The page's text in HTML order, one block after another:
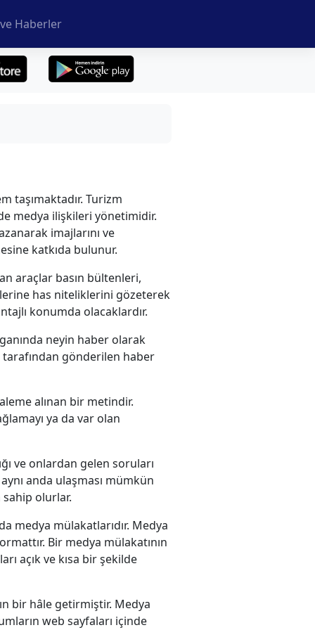
Haberler
taşımaktadır. Turizm
medya ilişkileri yönetimidir.
imajlarını ve
katkıda bulunur.
araçlar basın bültenleri,
has niteliklerini gözeterek
konumda olacaklardır.
neyin haber olarak
tarafından gönderilen haber
alınan bir metindir.
ya da var olan
ve onlardan gelen soruları
anda ulaşması mümkün
olurlar.
medya mülakatlarıdır. Medya
Bir medya mülakatının
açık ve kısa bir şekilde
bir hâle getirmiştir. Medya
web sayfaları içinde